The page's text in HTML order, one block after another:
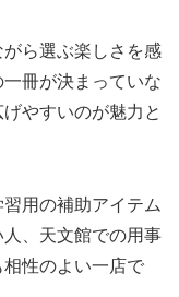
ら選ぶ楽しさを感
冊が決まっていな
やすいのが魅力と
用の補助アイテム
、天文館での用事
性のよい一店で